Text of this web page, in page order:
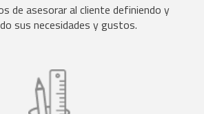
de asesorar al cliente definiendo y
sus necesidades y gustos.